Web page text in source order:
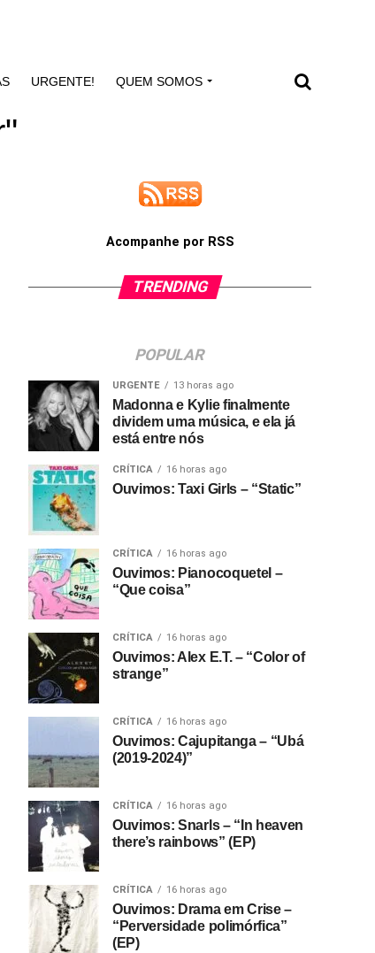
URGENTE! QUEM SOMOS
Acompanhe por RSS
TRENDING
POPULAR
URGENTE 13 horas ago
Madonna e Kylie finalmente
dividem uma música, e ela já
está entre nós
CRÍTICA 16 horas ago
Ouvimos: Taxi Girls – “Static”
CRÍTICA 16 horas ago
Ouvimos: Pianocoquetel –
“Que coisa”
CRÍTICA 16 horas ago
Ouvimos: Alex E.T. – “Color of
strange”
CRÍTICA 16 horas ago
Ouvimos: Cajupitanga – “Ubá
(2019-2024)”
CRÍTICA 16 horas ago
Ouvimos: Snarls – “In heaven
there’s rainbows” (EP)
CRÍTICA 16 horas ago
Ouvimos: Drama em Crise –
“Perversidade polimórfica”
(EP)